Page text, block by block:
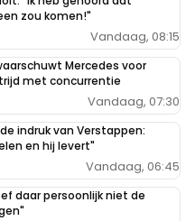
zou komen!"
Vandaag, 08:15
Mercedes voor
met concurrentie
Vandaag, 07:30
indruk van Verstappen:
en hij levert"
Vandaag, 06:45
daar persoonlijk niet de